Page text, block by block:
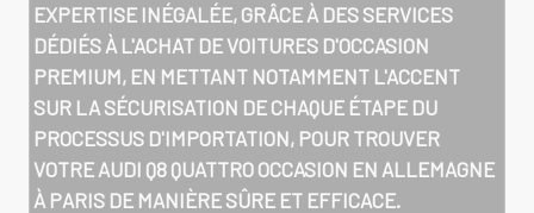
EXPERTISE INÉGALÉE, GRÂCE À DES SERVICES
DÉDIÉS À L'ACHAT DE VOITURES D'OCCASION
PREMIUM, EN METTANT NOTAMMENT L'ACCENT
SUR LA SÉCURISATION DE CHAQUE ÉTAPE DU
PROCESSUS D'IMPORTATION, POUR TROUVER
VOTRE AUDI Q8 QUATTRO OCCASION EN ALLEMAGNE
À PARIS DE MANIÈRE SÛRE ET EFFICACE.